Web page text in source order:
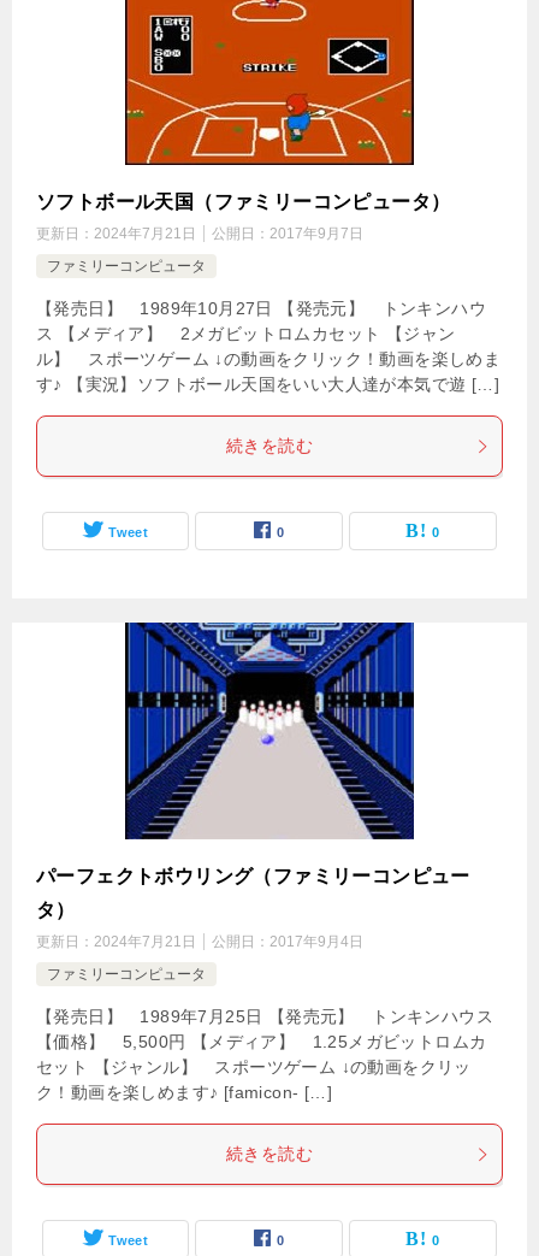
ソフトボール天国（ファミリーコンピュータ）
更新日： 2024年7月21日 公開日： 2017年9月7日
ファミリーコンピュータ
【発売日】 1989年10月27日 【発売元】 トンキンハウ
ス 【メディア】 2メガビットロムカセット 【ジャン
ル】 スポーツゲーム ↓の動画をクリック！動画を楽しめま
す♪ 【実況】ソフトボール天国をいい大人達が本気で遊 […]
続きを読む
Tweet 0 0
パーフェクトボウリング（ファミリーコンピュー
タ）
更新日： 2024年7月21日 公開日： 2017年9月4日
ファミリーコンピュータ
【発売日】 1989年7月25日 【発売元】 トンキンハウス
【価格】 5,500円 【メディア】 1.25メガビットロムカ
セット 【ジャンル】 スポーツゲーム ↓の動画をクリッ
ク！動画を楽しめます♪ [famicon- […]
続きを読む
Tweet 0 0